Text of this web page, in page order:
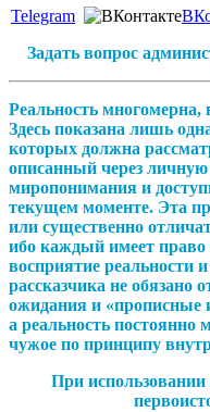
Telegram
Задать вопрос
Реальность
Здесь показана лишь
которых должна
описанный через
миропонимания и
текущем моменте. Эта
или существенно
ибо каждый имеет право
восприятие реальности
рассказчика не обязано
ожидания и «прописные
а реальность постоянно
чужое по принципу
При